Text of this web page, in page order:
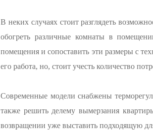
В неких случаях стоит разглядеть
обогреть различные комнаты в
помещения и сопоставить эти размеры с
его работа, но, стоит учесть количество
Современные модели снабжены
также решить делему вымерзания
возвращении уже выставить подходящую